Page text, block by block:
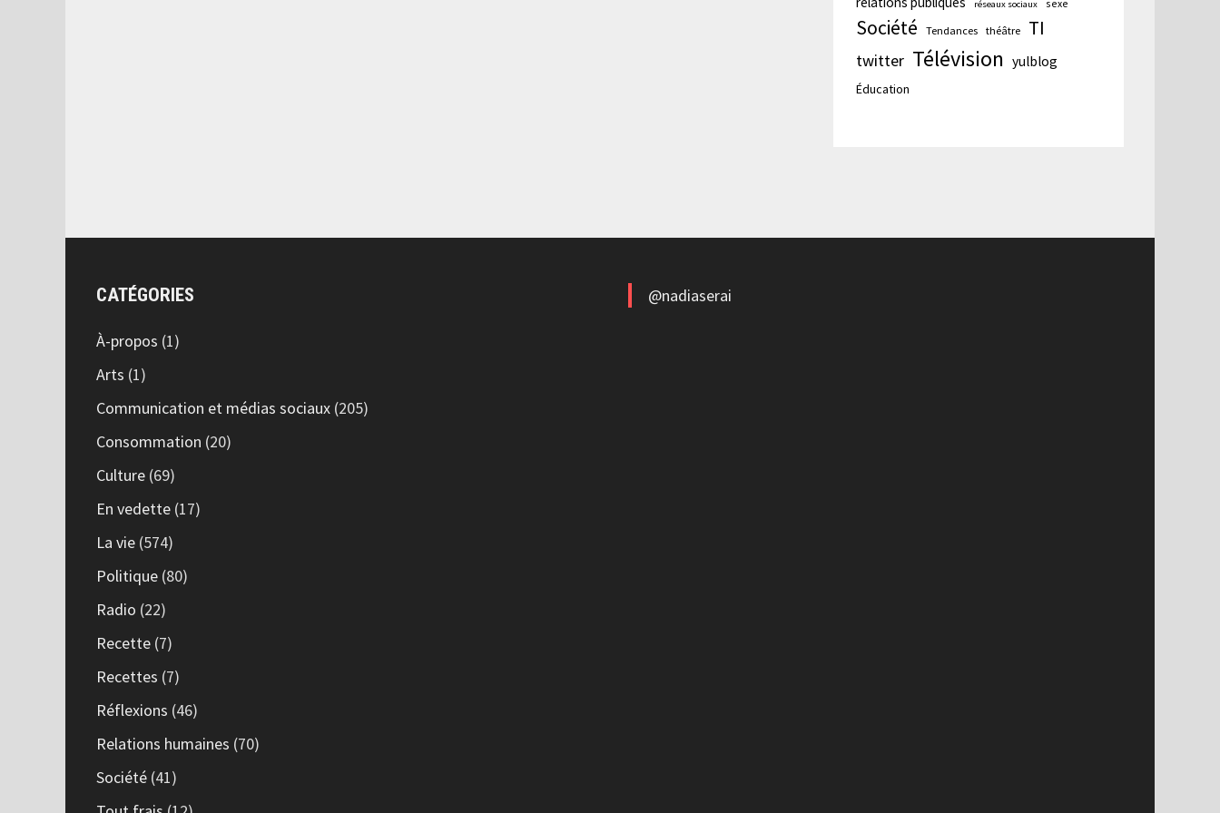
réseaux sociaux sexe
Société Tendances théâtre TI
twitter Télévision yulblog
Éducation
CATÉGORIES
À-propos (1)
Arts (1)
Communication et médias sociaux (205)
Consommation (20)
Culture (69)
En vedette (17)
La vie (574)
Politique (80)
Radio (22)
Recette (7)
Recettes (7)
Réflexions (46)
Relations humaines (70)
Société (41)
@nadiaserai